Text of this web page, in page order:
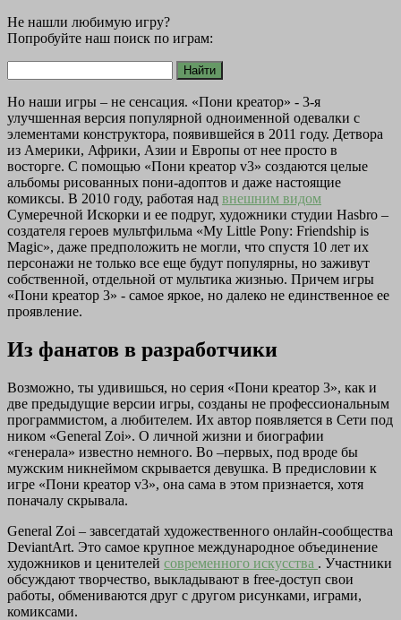
Не нашли любимую игру?
Попробуйте наш поиск по играм:
Но наши игры – не сенсация. «Пони креатор» - 3-я
улучшенная версия популярной одноименной одевалки с
элементами конструктора, появившейся в 2011 году. Детвора
из Америки, Африки, Азии и Европы от нее просто в
восторге. С помощью «Пони креатор v3» создаются целые
альбомы рисованных пони-адоптов и даже настоящие
комиксы. В 2010 году, работая над внешним видом
Сумеречной Искорки и ее подруг, художники студии Hasbro –
создателя героев мультфильма «My Little Pony: Friendship is
Magic», даже предположить не могли, что спустя 10 лет их
персонажи не только все еще будут популярны, но заживут
собственной, отдельной от мультика жизнью. Причем игры
«Пони креатор 3» - самое яркое, но далеко не единственное ее
проявление.
Из фанатов в разработчики
Возможно, ты удивишься, но серия «Пони креатор 3», как и
две предыдущие версии игры, созданы не профессиональным
программистом, а любителем. Их автор появляется в Сети под
ником «General Zoi». О личной жизни и биографии
«генерала» известно немного. Во –первых, под вроде бы
мужским никнеймом скрывается девушка. В предисловии к
игре «Пони креатор v3», она сама в этом признается, хотя
поначалу скрывала.
General Zoi – завсегдатай художественного онлайн-сообщества
DeviantArt. Это самое крупное международное объединение
художников и ценителей современного искусства . Участники
обсуждают творчество, выкладывают в free-доступ свои
работы, обмениваются друг с другом рисунками, играми,
комиксами.